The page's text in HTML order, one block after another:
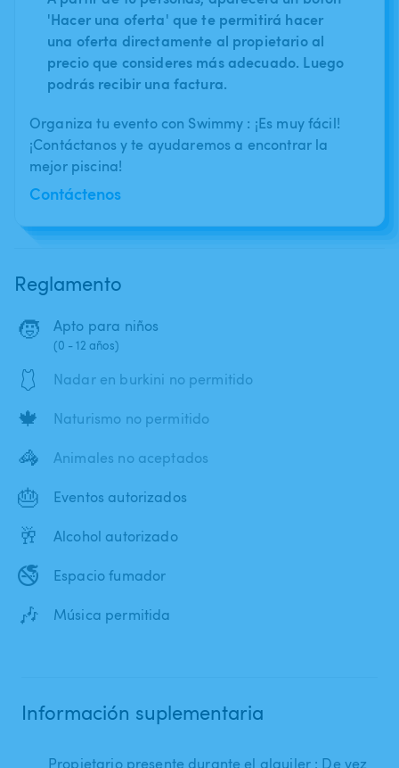
'Hacer una oferta' que te permitirá hacer
una oferta directamente al propietario al
precio que consideres más adecuado. Luego
podrás recibir una factura.
Organiza tu evento con Swimmy : ¡Es muy fácil!
¡Contáctanos y te ayudaremos a encontrar la
mejor piscina!
Contáctenos
Reglamento
🧒 Apto para niños
(0 - 12 años)
🩱 Nadar en burkini no permitido
🍁 Naturismo no permitido
🦓 Animales no aceptados
🎂 Eventos autorizados
🥂 Alcohol autorizado
🚭 Espacio fumador
🎶 Música permitida
Información suplementaria
Propietario presente durante el alquiler : De vez